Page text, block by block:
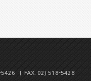
5426 | FAX. 02) 518-5428